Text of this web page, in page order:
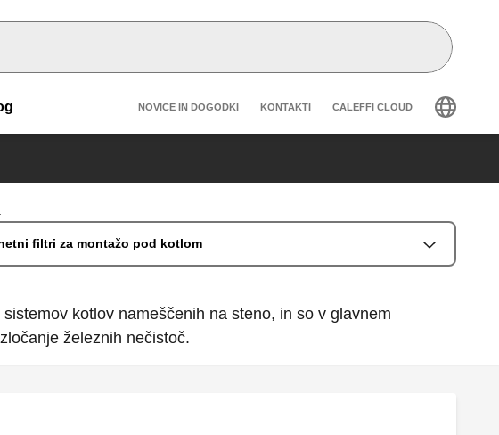
Header secondary navigation
NOVICE IN DOGODKI KONTAKTI CALEFFI CLOUD
filtri za montažo pod kotlom
kotlov nameščenih na steno, in so v glavnem
železnih nečistoč.